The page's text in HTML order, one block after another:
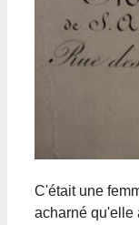
C'était une
acharné qu'elle